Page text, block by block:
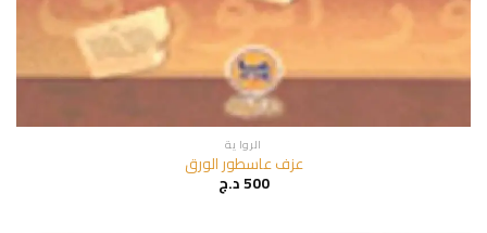
الروا ية
عزف عاسطور الورق
500د.ج